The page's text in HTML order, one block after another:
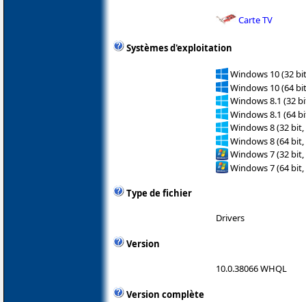
Carte TV
Systèmes d'exploitation
Windows 10 (32
Windows 10 (64
Windows 8.1 (32
Windows 8.1 (64
Windows 8 (32 bit,
Windows 8 (64 bit,
Windows 7 (32 bit,
Windows 7 (64 bit,
Type de fichier
Drivers
Version
10.0.38066 WHQL
Version complète